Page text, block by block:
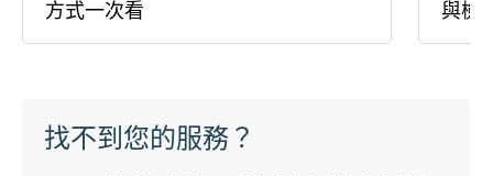
方式一次看
與檢
找不到您的服務？